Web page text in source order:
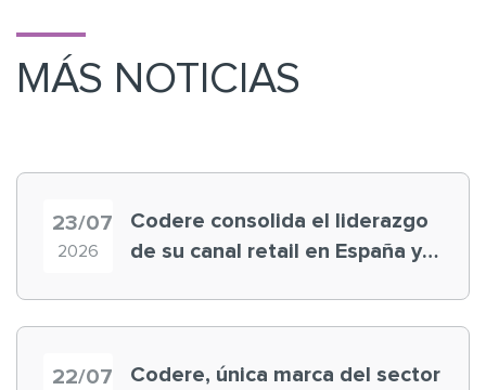
MÁS NOTICIAS
23/07
2026
Codere consolida el liderazgo
de su canal retail en España y
22/07
Codere, única marca del sector